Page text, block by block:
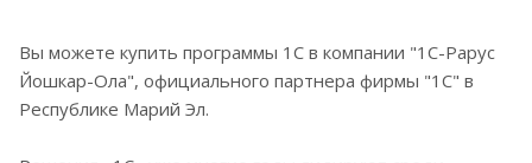
Вы можете купить программы 1С в компании "1С-Рарус
Йошкар-Ола", официального партнера фирмы "1С" в
Республике Марий Эл.